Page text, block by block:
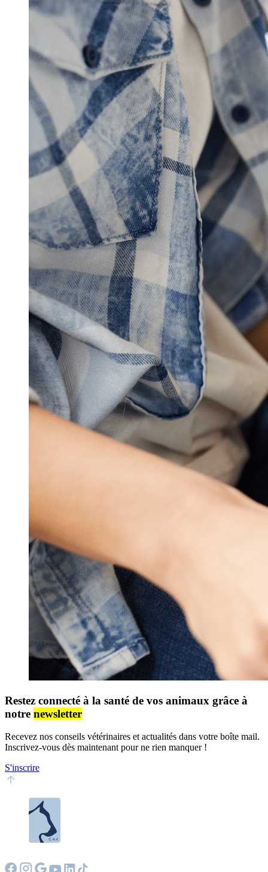
Restez connecté à la santé de vos animaux grâce à
notre newsletter
Recevez nos conseils vétérinaires et actualités dans votre boîte mail.
Inscrivez-vous dès maintenant pour ne rien manquer !
S'inscrire